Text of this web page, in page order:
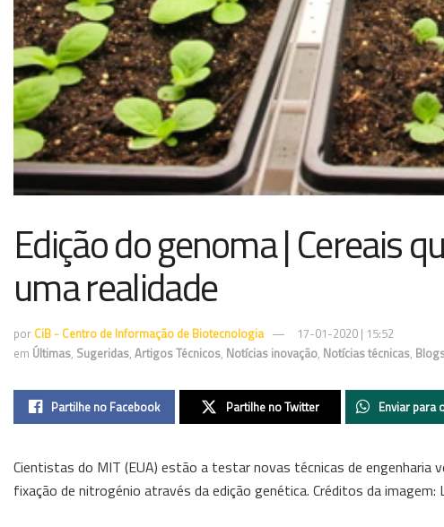
Edição do genoma | Cereais
uma realidade
por CiB - Centro de Informação de Biotecnologia
17-01-2020 | 15:52
em Últimas, Sugeridas, Artigos Técnicos, Notícias inovação, Notícias técnicas,
Partilhe no Facebook Partilhe no Twitter Enviar para
Cientistas do MIT (EUA) estão a testar novas técnicas de engenharia
fixação de nitrogénio através da edição genética. Créditos da imagem: